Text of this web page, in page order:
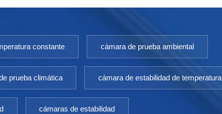
constante cámara de prueba ambiental
prueba climática cámara de estabilidad de temperatura
cámaras de estabilidad